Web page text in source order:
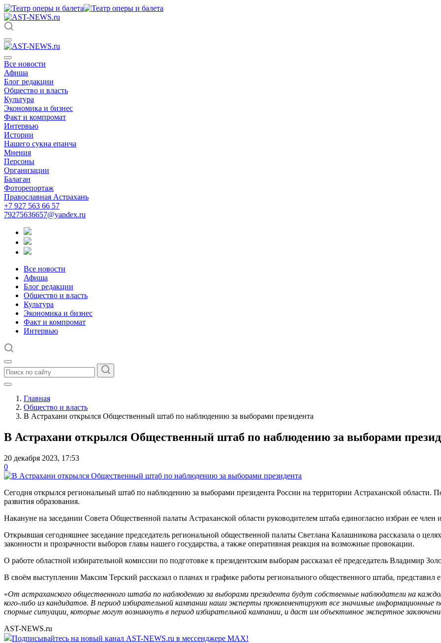
Все новости
Афиша
Блог редакции
Общество и власть
Культура
Экономика и бизнес
Факт и компромат
Интервью
Истории
Нашего сукна епанча
Мнения
Персоны
Организации
Балаган
Фоторепортаж
Православная Астрахань
+7 927 563 66 57
79275636657@yandex.ru
Все новости
Афиша
Блог редакции
Общество и власть
Культура
Экономика и бизнес
Факт и компромат
Интервью
Главная
Общество и власть
В Астрахани открылся Общественный штаб по наблюдению за выборами президента
В Астрахани открылся Общественный штаб по наблюдению за выборами
20 декабря 2023, 17:53
0
Сегодня открылся региональный штаб по наблюдению за выборами президента России на территории Астраханской
развития образования.
Накануне на заседании Совета Общественной палаты Астраханской области руководителем штаба единогласно избран ее
Открывшая сегодняшнее заседание председатель региональной общественной палаты Светлана Калашникова рассказала о
законности и прозрачности выборов главы нашего государства, а также оперативная реакция на возможные провокации.
О работе областной избирательной комиссии по подготовке к президентским выборам рассказал её председатель Владимир
В своём выступлении Максим Терский рассказал о планах и графике работы регионального общественного штаба, представил
«От астраханского общественного штаба по наблюдению за выборами президента будут собственные наблюдатели на
кого-либо из кандидатов. В период избирательной кампании наши эксперты прокомментируют все значимые
спорные ситуации, которые могут возникнуть в период избирательной кампании, и даст им объективное экспертное
AST-NEWS.ru
Подписывайтесь на новый канал AST-NEWS.ru в мессенджере MAX!